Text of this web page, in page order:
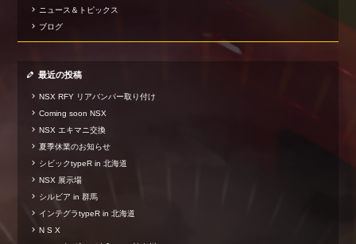
ニュース＆トピックス
ブログ
最近の投稿
NSX RFY リアバンパー取り付け
Coming soon NSX
NSX エキマニ交換
夏季休業のお知らせ
シビックtypeR in 北海道
NSX 展示場
シルビア in 群馬
インテグラtypeR in 北海道
N S X